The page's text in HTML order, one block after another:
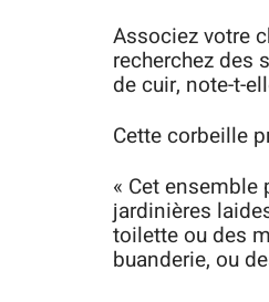
Associez votre
recherchez des
de cuir, note-t-
Cette corbeille
« Cet
jardinières
toilette ou des
buanderie, ou